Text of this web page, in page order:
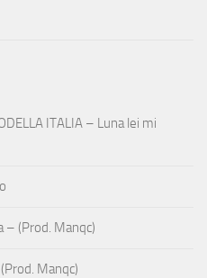
ITALIA – Luna lei mi
– (Prod. Manqc)
Manqc)